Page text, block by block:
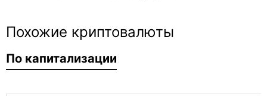
Похожие криптовалюты
По капитализации